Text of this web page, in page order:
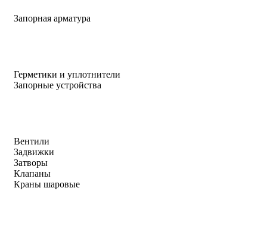
Запорная арматура
Герметики и уплотнители
Запорные устройства
Вентили
Задвижки
Затворы
Клапаны
Краны шаровые